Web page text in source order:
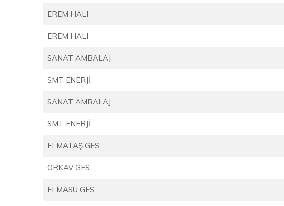
EREM HALI
EREM HALI
SANAT AMBALAJ
SMT ENERJİ
SANAT AMBALAJ
SMT ENERJİ
ELMATAŞ GES
ORKAV GES
ELMASU GES